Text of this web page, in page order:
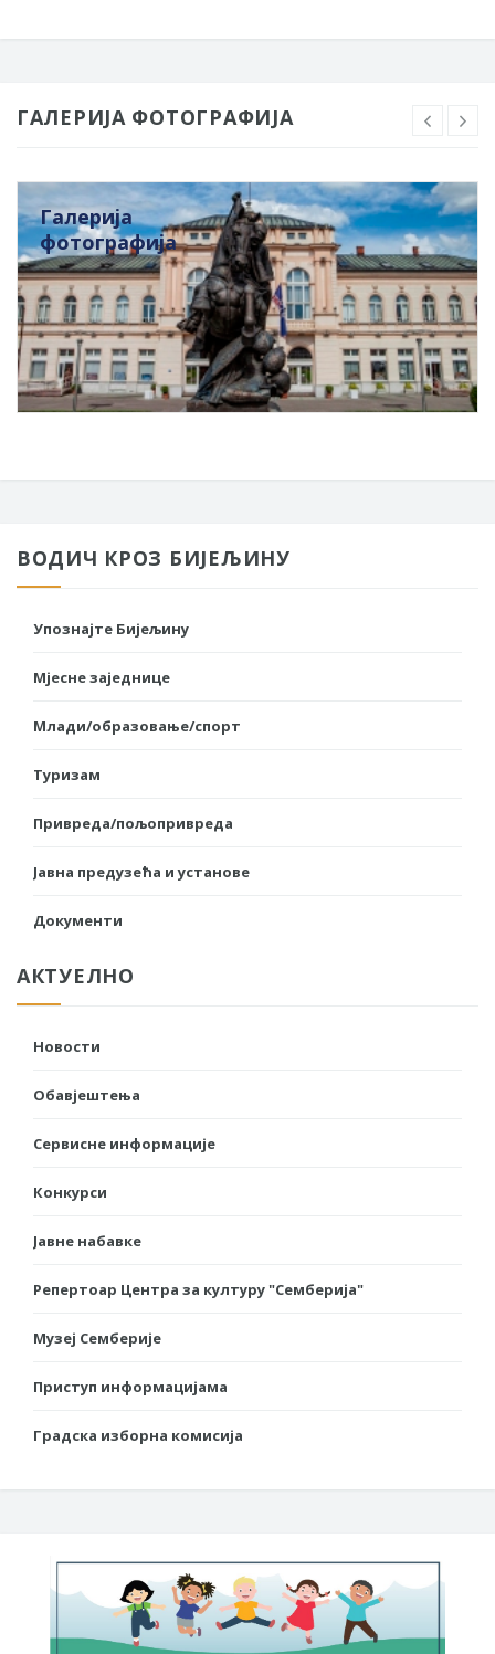
ГАЛЕРИЈА ФОТОГРАФИЈА
Галерија
фотографија
ВОДИЧ КРОЗ БИЈЕЉИНУ
Упознајте Бијељину
Мјесне заједнице
Млади/образовање/спорт
Туризам
Привреда/пољопривреда
Јавна предузећа и установе
Документи
АКТУЕЛНО
Новости
Обавјештења
Сервисне информације
Конкурси
Јавне набавке
Репертоар Центра за културу "Семберија"
Музеј Семберије
Приступ информацијама
Градска изборна комисија